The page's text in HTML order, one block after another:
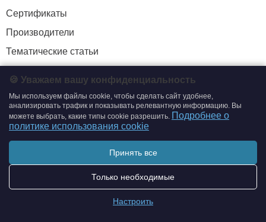
Сертификаты
Производители
Тематические статьи
zakaz@smtrading.ru
ИНФОРМАЦИЯ
Политика обработки персональных данных
Политика использования cookie
Согласие на обработку персональных данных
🍪 Уважаем вашу конфиденциальность
Мы используем файлы cookie, чтобы сделать сайт удобнее,
анализировать трафик и показывать релевантную информацию. Вы
можете выбрать, какие типы cookie разрешить. Подробнее о
политике использования cookie
Принять все
Только необходимые
Настроить